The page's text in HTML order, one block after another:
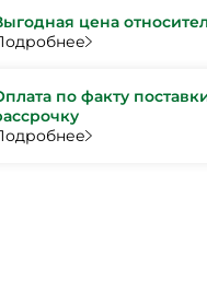
цена
по факту